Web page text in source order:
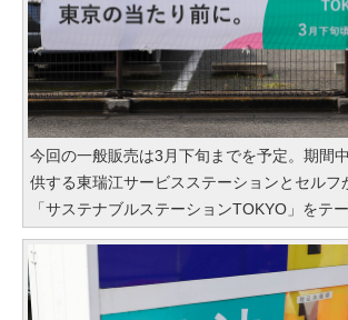
今回の一般販売は3月下旬までを予定。期間
供する東瑞江サービスステーションとセルフ
「サステナブルステーションTOKYO」をテ